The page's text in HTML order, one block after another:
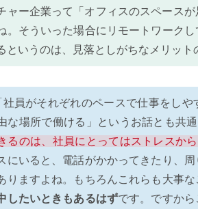
ャー企業って「オフィスのスペース
。そういった場合にリモートワーク
というのは、見落としがちなメリット
社員がそれぞれのペースで仕事をし
な場所で働ける」というお話とも共
るのは、社員にとってはストレスか
にいると、電話がかかってきたり、
りますよね。もちろんこれらも大事
したいときもあるはずです。ですから